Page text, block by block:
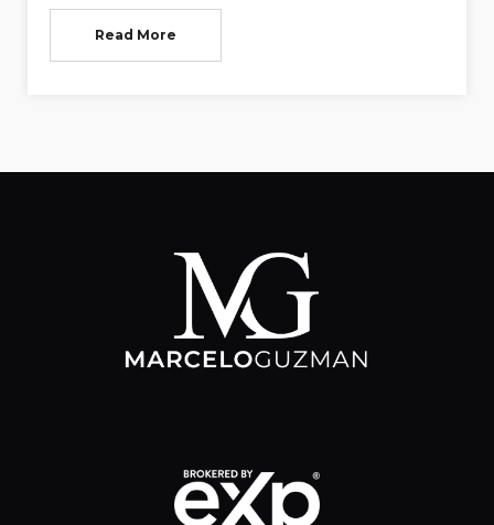
Read More